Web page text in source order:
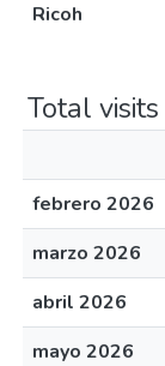
Ricoh
Total
febrero 2026
marzo 2026
abril 2026
mayo 2026